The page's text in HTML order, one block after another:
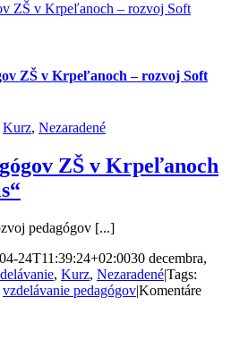
ZŠ v Krpeľanoch – rozvoj Soft
ZŠ v Krpeľanoch – rozvoj Soft
Kurz, Nezaradené
ZŠ v Krpeľanoch
pedagógov [...]
24T11:39:24+02:0030 decembra,
, Kurz, Nezaradené|Tags:
vzdelávanie pedagógov|Komentáre